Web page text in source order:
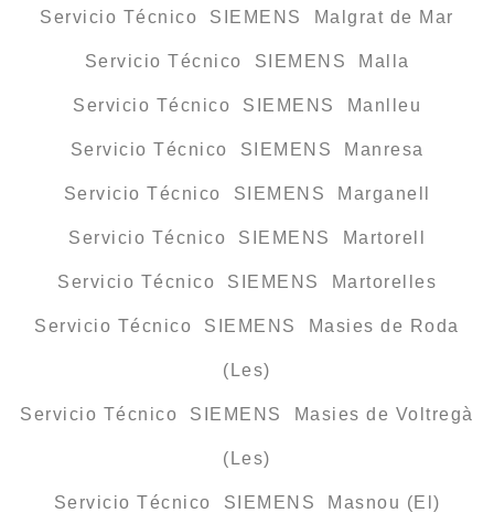
Servicio Técnico SIEMENS Malgrat de Mar
Servicio Técnico SIEMENS Malla
Servicio Técnico SIEMENS Manlleu
Servicio Técnico SIEMENS Manresa
Servicio Técnico SIEMENS Marganell
Servicio Técnico SIEMENS Martorell
Servicio Técnico SIEMENS Martorelles
Servicio Técnico SIEMENS Masies de Roda
(Les)
Servicio Técnico SIEMENS Masies de Voltregà
(Les)
Servicio Técnico SIEMENS Masnou (El)